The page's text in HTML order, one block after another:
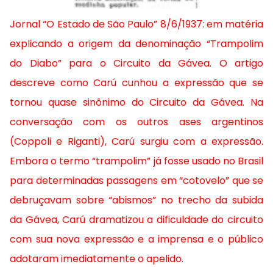
Jornal “O Estado de São Paulo” 8/6/1937: em matéria
explicando a origem da denominação “Trampolim
do Diabo” para o Circuito da Gávea. O artigo
descreve como Carú cunhou a expressão que se
tornou quase sinônimo do Circuito da Gávea. Na
conversação com os outros ases argentinos
(Coppoli e Riganti), Carú surgiu com a expressão.
Embora o termo “trampolim” já fosse usado no Brasil
para determinadas passagens em “cotovelo” que se
debruçavam sobre “abismos” no trecho da subida
da Gávea, Carú dramatizou a dificuldade do circuito
com sua nova expressão e a imprensa e o público
adotaram imediatamente o apelido.